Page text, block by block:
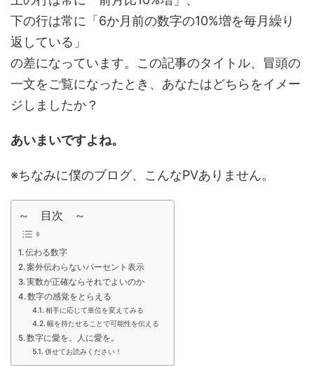
下の行は常に「6か月前の数字の10%増を毎月繰り
返している」
の差になっています。この記事のタイトル、冒頭の
一文をご覧になったとき、あなたはどちらをイメー
ジしましたか？
あいまいですよね。
※ちなみに僕のブログ、こんなPVありません。
～ 目次 ～
伝わる数字
案外伝わらないパーセント表示
実数が正確ならそれでよいのか
数字の感覚をとらえる
相手に応じて単位を変えてみる
幅を持たせることで可能性を伝える
数字に愛を。人に愛を。
併せてお読みください！